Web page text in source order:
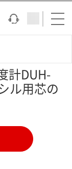
計DUH-
ル用芯の